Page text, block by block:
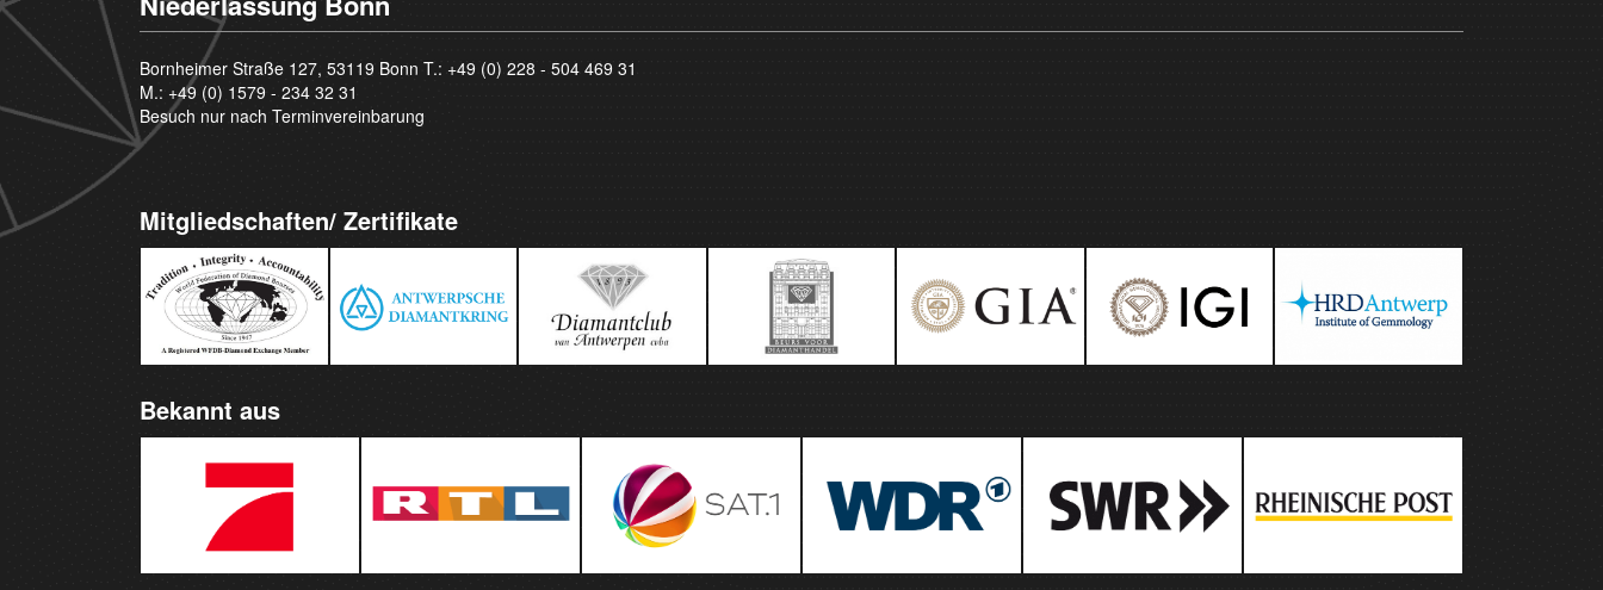
Bornheimer Straße 127, 53119 Bonn T.: +49 (0) 228 - 504 469 31
M.: +49 (0) 1579 - 234 32 31
Besuch nur nach Terminvereinbarung
Mitgliedschaften/ Zertifikate
Bekannt aus